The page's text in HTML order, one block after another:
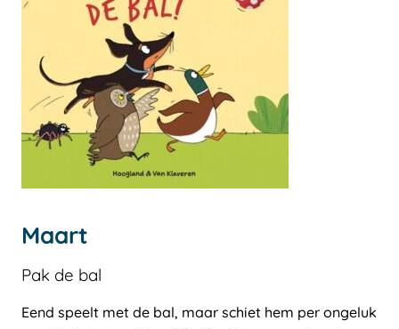
Maart
Pak de bal
Eend speelt met de bal, maar schiet hem per ongeluk